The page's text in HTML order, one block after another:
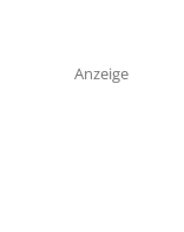
Anzeige